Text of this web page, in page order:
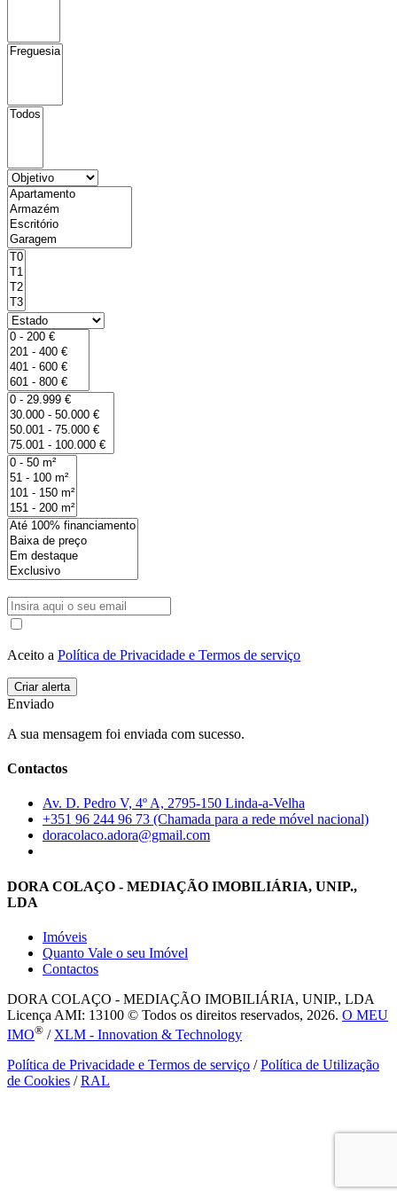
Aceito a Política de Privacidade e Termos de serviço
Enviado
A sua mensagem foi enviada com sucesso.
Contactos
Av. D. Pedro V, 4º A, 2795-150 Linda-a-Velha
+351 96 244 96 73 (Chamada para a rede móvel nacional)
doracolaco.adora@gmail.com
DORA COLAÇO - MEDIAÇÃO IMOBILIÁRIA, UNIP.,
LDA
Imóveis
Quanto Vale o seu Imóvel
Contactos
DORA COLAÇO - MEDIAÇÃO IMOBILIÁRIA, UNIP., LDA
Licença AMI: 13100 © Todos os direitos reservados, 2026. O MEU
IMO® / XLM - Innovation & Technology
Política de Privacidade e Termos de serviço /Política de Utilização
de Cookies /RAL